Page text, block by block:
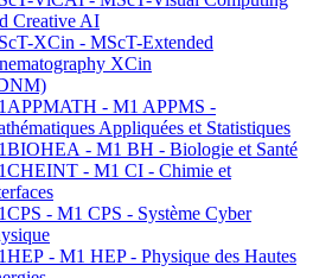
Creative AI
XCin - MScT-Extended
XCin
- M1 APPMS -
Appliquées et Statistiques
- M1 BH - Biologie et Santé
- M1 CI - Chimie et
- M1 CPS - Système Cyber
- M1 HEP - Physique des Hautes